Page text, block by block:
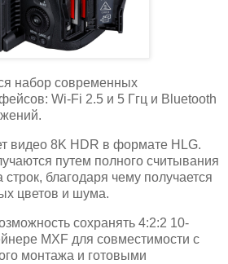
набор современных
Wi-Fi 2.5 и 5 Ггц и Bluetooth
видео 8K HDR в формате HLG.
путем полного считывания
строк, благодаря чему получается
цветов и шума.
сохранять 4:2:2 10-
MXF для совместимости с
монтажа и готовыми